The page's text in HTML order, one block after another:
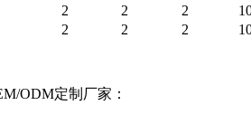
2 2 2
2 2 2
ODM定制厂家：